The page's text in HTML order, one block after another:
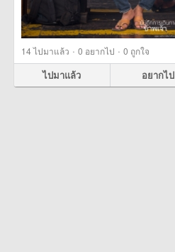
14ไปมาแล้ว · 0 อยากไป · 0 ถูกใจ
ไปมาแล้ว อยากไป